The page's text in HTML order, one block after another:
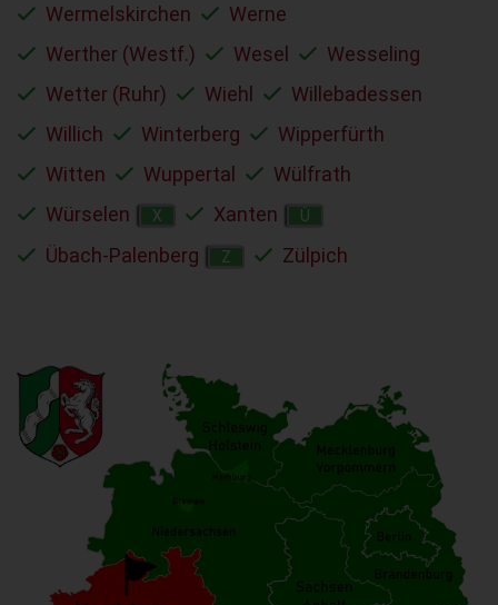
Wermelskirchen
Werne
Werther (Westf.)
Wesel
Wesseling
Wetter (Ruhr)
Wiehl
Willebadessen
Willich
Winterberg
Wipperfürth
Witten
Wuppertal
Wülfrath
Würselen
X Xanten Ü
Übach-Palenberg Z Zülpich